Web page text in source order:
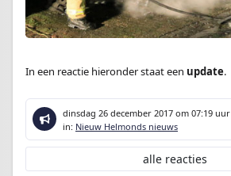
In een reactie hieronder staat een update.
dinsdag 26 december 2017 om 07:19 uur
in: Nieuw Helmonds nieuws
alle reacties